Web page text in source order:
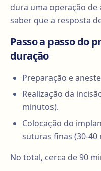
dura uma operação
saber que a resposta
Passo a passo do
duração
Preparação e
Realização da
minutos).
Colocação do
suturas finas (30-40
No total, cerca de 90